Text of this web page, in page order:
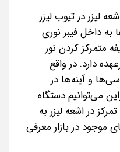
لیزر در تیوب لیزر
داخل فیبر نوری
متمرکز کردن نور
دارد. در واقع
و آینه‌ها در
می‌توانیم دستگاه
در اشعه لیزر به
موجود در بازار معرفی